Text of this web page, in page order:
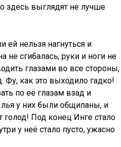
здесь выглядят не лучше
нельзя нагнуться и
не сгибалась, руки и ноги не
глазами во все стороны,
Фу, как это выходило гадко!
по её глазам взад и
у них были общипаны, и
голод! Под конец Инге стало
у неё стало пусто, ужасно